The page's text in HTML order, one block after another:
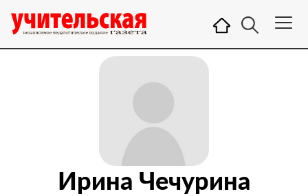
Ирина Чечурина